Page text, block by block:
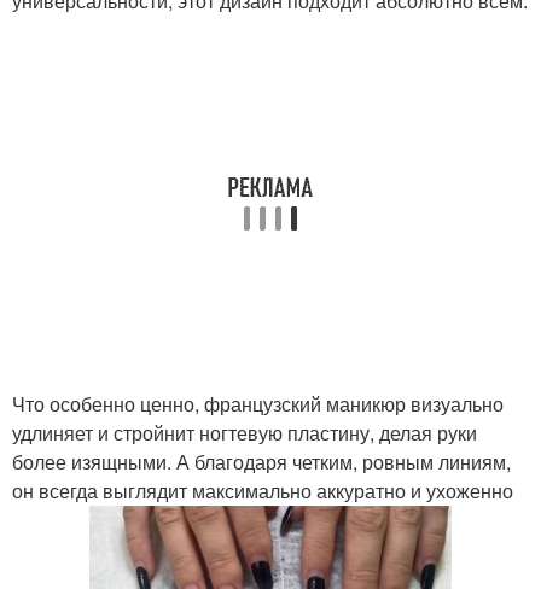
Что особенно ценно, французский маникюр визуально
удлиняет и стройнит ногтевую пластину, делая руки
более изящными. А благодаря четким, ровным линиям,
он всегда выглядит максимально аккуратно и ухоженно